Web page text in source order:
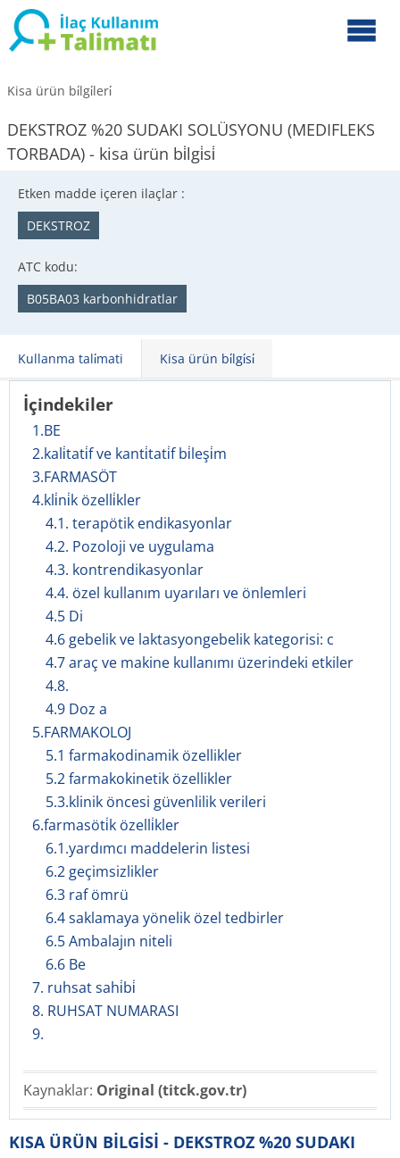
Kisa ürün bi̇lgi̇leri̇
DEKSTROZ %20 SUDAKI SOLÜSYONU (MEDIFLEKS
TORBADA) - kisa ürün bi̇lgi̇si̇
Etken madde içeren ilaçlar :
DEKSTROZ
ATC kodu:
B05BA03 karbonhidratlar
Kullanma tali̇mati Kisa ürün bi̇lgi̇si̇
İçindekiler
1.BE
2.kali̇tati̇f ve kanti̇tati̇f bi̇leşi̇m
3.FARMASÖT
4.kli̇ni̇k özelli̇kler
4.1. terapötik endikasyonlar
4.2. Pozoloji ve uygulama
4.3. kontrendikasyonlar
4.4. özel kullanım uyarıları ve önlemleri
4.5 Di
4.6 gebelik ve laktasyongebelik kategorisi: c
4.7 araç ve makine kullanımı üzerindeki etkiler
4.8.
4.9 Doz a
5.FARMAKOLOJ
5.1 farmakodinamik özellikler
5.2 farmakokinetik özellikler
5.3.klinik öncesi güvenlilik verileri
6.farmasöti̇k özelli̇kler
6.1.yardımcı maddelerin listesi
6.2 geçimsizlikler
6.3 raf ömrü
6.4 saklamaya yönelik özel tedbirler
6.5 Ambalajın niteli
6.6 Be
7. ruhsat sahi̇bi̇
8. RUHSAT NUMARASI
9.
Kaynaklar: Original (titck.gov.tr)
KISA ÜRÜN BİLGİSİ - DEKSTROZ %20 SUDAKI